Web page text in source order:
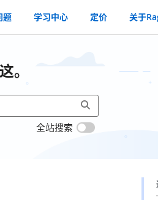
题 学习中心 定价 关于
。
全站搜索